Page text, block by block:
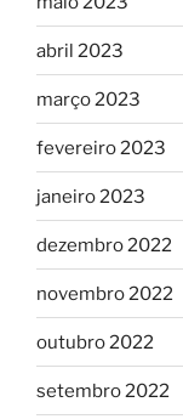
abril 2023
março 2023
fevereiro 2023
janeiro 2023
dezembro 2022
novembro 2022
outubro 2022
setembro 2022